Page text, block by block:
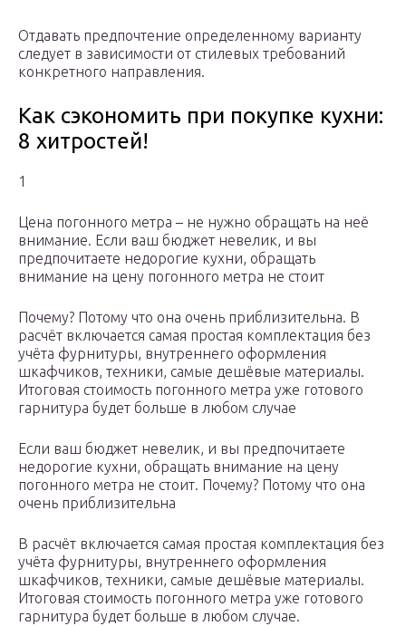
Отдавать предпочтение определенному варианту
следует в зависимости от стилевых требований
конкретного направления.
Как сэкономить при покупке кухни:
8 хитростей!
1
Цена погонного метра – не нужно обращать на неё
внимание. Если ваш бюджет невелик, и вы
предпочитаете недорогие кухни, обращать
внимание на цену погонного метра не стоит
Почему? Потому что она очень приблизительна. В
расчёт включается самая простая комплектация без
учёта фурнитуры, внутреннего оформления
шкафчиков, техники, самые дешёвые материалы.
Итоговая стоимость погонного метра уже готового
гарнитура будет больше в любом случае
Если ваш бюджет невелик, и вы предпочитаете
недорогие кухни, обращать внимание на цену
погонного метра не стоит. Почему? Потому что она
очень приблизительна
В расчёт включается самая простая комплектация без
учёта фурнитуры, внутреннего оформления
шкафчиков, техники, самые дешёвые материалы.
Итоговая стоимость погонного метра уже готового
гарнитура будет больше в любом случае.